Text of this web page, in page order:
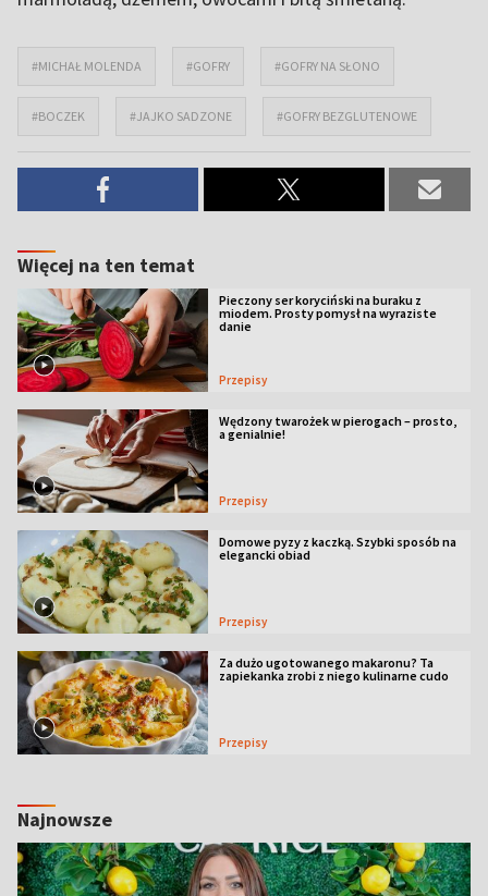
#MICHAŁ MOLENDA #GOFRY #GOFRY NA SŁONO
#BOCZEK #JAJKO SADZONE #GOFRY BEZGLUTENOWE
Więcej na ten temat
Pieczony ser koryciński na buraku z
miodem. Prosty pomysł na wyraziste
danie
Przepisy
Wędzony twarożek w pierogach – prosto,
a genialnie!
Przepisy
Domowe pyzy z kaczką. Szybki sposób na
elegancki obiad
Przepisy
Za dużo ugotowanego makaronu? Ta
zapiekanka zrobi z niego kulinarne cudo
Przepisy
Najnowsze